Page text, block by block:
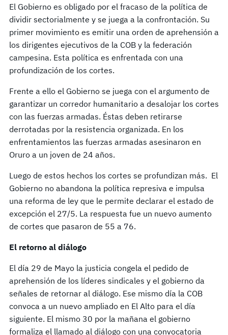
El Gobierno es obligado por el fracaso de la política de
dividir sectorialmente y se juega a la confrontación. Su
primer movimiento es emitir una orden de aprehensión a
los dirigentes ejecutivos de la COB y la federación
campesina. Esta política es enfrentada con una
profundización de los cortes.
Frente a ello el Gobierno se juega con el argumento de
garantizar un corredor humanitario a desalojar los cortes
con las fuerzas armadas. Éstas deben retirarse
derrotadas por la resistencia organizada. En los
enfrentamientos las fuerzas armadas asesinaron en
Oruro a un joven de 24 años.
Luego de estos hechos los cortes se profundizan más. El
Gobierno no abandona la política represiva e impulsa
una reforma de ley que le permite declarar el estado de
excepción el 27/5. La respuesta fue un nuevo aumento
de cortes que pasaron de 55 a 76.
El retorno al diálogo
El día 29 de Mayo la justicia congela el pedido de
aprehensión de los líderes sindicales y el gobierno da
señales de retornar al diálogo. Ese mismo día la COB
convoca a un nuevo ampliado en El Alto para el día
siguiente. El mismo 30 por la mañana el gobierno
formaliza el llamado al diálogo con una convocatoria